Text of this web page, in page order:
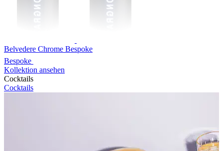
Belvedere Chrome Bespoke
Bespoke
Kollektion ansehen
Cocktails
Cocktails